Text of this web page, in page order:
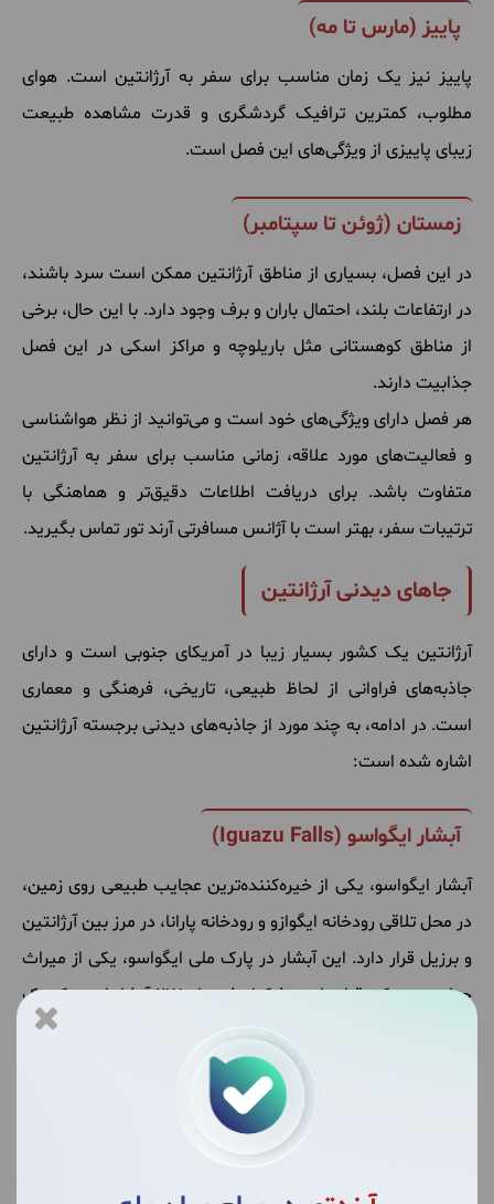
پاییز (مارس تا مه)
پاییز نیز یک زمان مناسب برای سفر به آرژانتین است. هوای
مطلوب، کمترین ترافیک گردشگری و قدرت مشاهده طبیعت
زیبای پاییزی از ویژگی‌های این فصل است.
زمستان (ژوئن تا سپتامبر)
در این فصل، بسیاری از مناطق آرژانتین ممکن است سرد باشند،
در ارتفاعات بلند، احتمال باران و برف وجود دارد. با این حال، برخی
از مناطق کوهستانی مثل باریلوچه و مراکز اسکی در این فصل
جذابیت دارند.
هر فصل دارای ویژگی‌های خود است و می‌توانید از نظر هواشناسی
و فعالیت‌های مورد علاقه، زمانی مناسب برای سفر به آرژانتین
متفاوت باشد. برای دریافت اطلاعات دقیق‌تر و هماهنگی با
ترتیبات سفر، بهتر است با آژانس‌ مسافرتی آرند تور تماس بگیرید.
جاهای دیدنی آرژانتین
آرژانتین یک کشور بسیار زیبا در آمریکای جنوبی است و دارای
جاذبه‌های فراوانی از لحاظ طبیعی، تاریخی، فرهنگی و معماری
است. در ادامه، به چند مورد از جاذبه‌های دیدنی برجسته آرژانتین
اشاره شده است:
آبشار ایگواسو (Iguazu Falls)
آبشار ایگواسو، یکی از خیره‌کننده‌ترین عجایب طبیعی روی زمین،
در محل تلاقی رودخانه ایگوازو و رودخانه پارانا، در مرز بین آرژانتین
و برزیل قرار دارد. این آبشار در پارک ملی ایگواسو، یکی از میراث
جهانی یونسکو، قرار دارد، تشکیل شده از 275 آبشار است که یک
منظره فوق‌العاده ایجاد می‌کند و سالانه میلیون‌ها بازدیدکننده را به